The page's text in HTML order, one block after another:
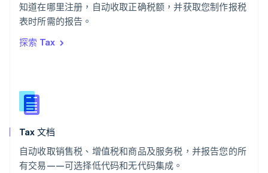
知道在哪里注册，自动收取正确税额，并获取您制作报税
表时所需的报告。
探索 Tax
Tax 文档
自动收取销售税、增值税和商品及服务税，并报告您的所
有交易——可选择低代码和无代码集成。
泰国
ไทยEnglish
English
English
新西兰
匈牙利
意大利
ItalianoEnglish